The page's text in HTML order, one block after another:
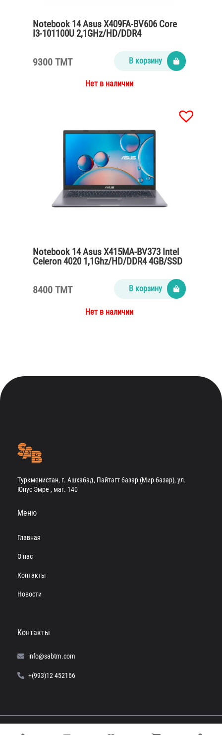
Notebook 14 Asus X409FA-BV606 Core
I3-101100U 2,1GHz/HD/DDR4
9300 TMT В корзину
Нет в наличии
Notebook 14 Asus X415MA-BV373 Intel
Celeron 4020 1,1Ghz/HD/DDR4 4GB/SSD
8400 TMT В корзину
Нет в наличии
Туркменистан, г. Ашхабад, Пайтагт базар (Мир базар), ул.
Юнус Эмре , маг. 140
Меню
Главная
О нас
Контакты
Новости
Контакты
info@sabtm.com
+(993)12 452166